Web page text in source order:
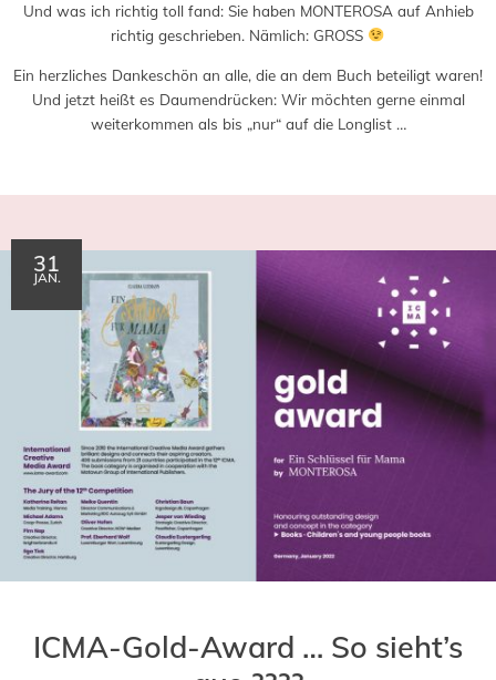
Und was ich richtig toll fand: Sie haben MONTEROSA auf Anhieb
richtig geschrieben. Nämlich: GROSS
Ein herzliches Dankeschön an alle, die an dem Buch beteiligt waren!
Und jetzt heißt es Daumendrücken: Wir möchten gerne einmal
weiterkommen als bis „nur“ auf die Longlist …
31
JAN.
ICMA-Gold-Award … So sieht’s